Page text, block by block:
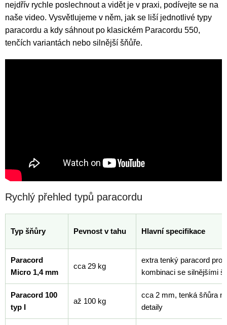
nejdřív rychle poslechnout a vidět je v praxi, podívejte se na
naše video. Vysvětlujeme v něm, jak se liší jednotlivé typy
paracordu a kdy sáhnout po klasickém Paracordu 550,
tenčích variantách nebo silnější šňůře.
Rychlý přehled typů paracordu
Typ šňůry Pevnost v tahu Hlavní specifikace
Paracord
Micro 1,4 mm
cca 29 kg
extra tenký paracord pro
kombinaci se silnějšími
Paracord 100
typ I
až 100 kg
cca 2 mm, tenká šňůra
detaily